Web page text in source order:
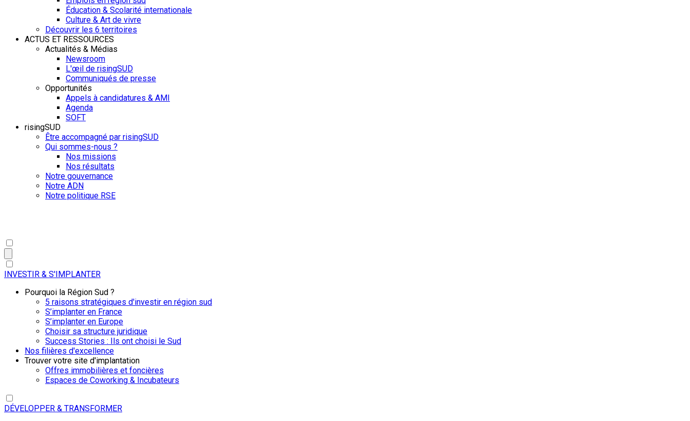
Éducation & Scolarité internationale
Culture & Art de vivre
Découvrir les 6 territoires
ACTUS ET RESSOURCES
Actualités & Médias
Newsroom
L'œil de risingSUD
Communiqués de presse
Opportunités
Appels à candidatures & AMI
Agenda
SOFT
risingSUD
Être accompagné par risingSUD
Qui sommes-nous ?
Nos missions
Nos résultats
Notre gouvernance
Notre ADN
Notre politique RSE
INVESTIR & S'IMPLANTER
Pourquoi la Région Sud ?
5 raisons stratégiques d'investir en région sud
S’implanter en France
S’implanter en Europe
Choisir sa structure juridique
Success Stories : Ils ont choisi le Sud
Nos filières d'excellence
Trouver votre site d'implantation
Offres immobilières et foncières
Espaces de Coworking & Incubateurs
DÉVELOPPER & TRANSFORMER